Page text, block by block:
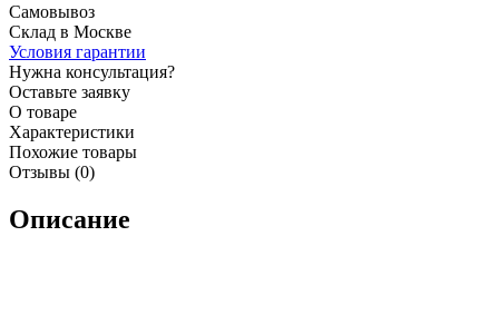
Самовывоз
Склад в Москве
Условия гарантии
Нужна консультация?
Оставьте заявку
О товаре
Характеристики
Похожие товары
Отзывы (0)
Описание